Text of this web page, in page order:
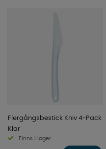
Flergångsbestick Kniv 4-Pack
Klar
Finns i lager